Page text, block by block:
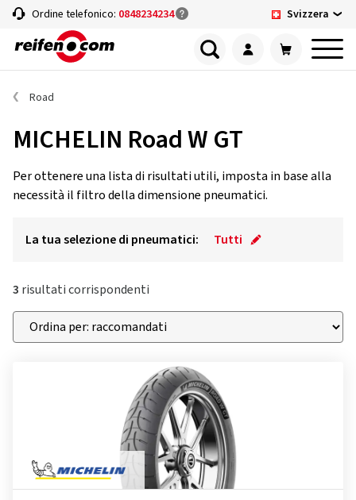
Ordine telefonico: 0848234234 Svizzera
Road
MICHELIN Road W GT
Per ottenere una lista di risultati utili, imposta in base alla
necessità il filtro della dimensione pneumatici.
La tua selezione di pneumatici: Tutti
3 risultati corrispondenti